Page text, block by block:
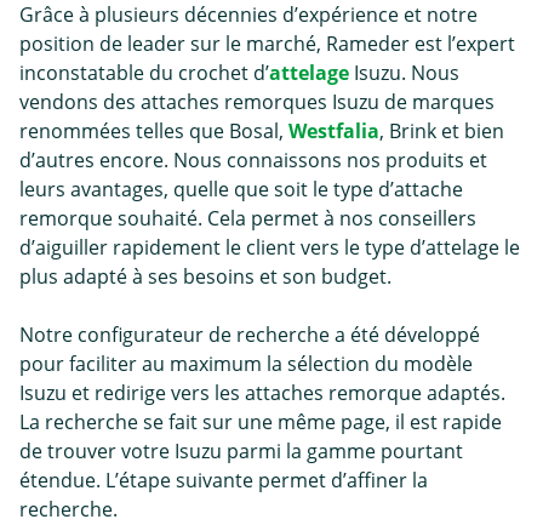
Grâce à plusieurs décennies d’expérience et notre
position de leader sur le marché, Rameder est l’expert
inconstatable du crochet d’attelage Isuzu. Nous
vendons des attaches remorques Isuzu de marques
renommées telles que Bosal, Westfalia, Brink et bien
d’autres encore. Nous connaissons nos produits et
leurs avantages, quelle que soit le type d’attache
remorquesouhaité. Cela permet à nos conseillers
d’aiguiller rapidement le client vers le type d’attelage le
plus adapté à ses besoins et son budget.
Notre configurateur de recherche a été développé
pour faciliter au maximum la sélection du modèle
Isuzu et redirige vers les attaches remorque adaptés.
La recherche se fait sur une même page, il est rapide
de trouver votre Isuzu parmi la gamme pourtant
étendue. L’étape suivante permet d’affiner la
recherche.